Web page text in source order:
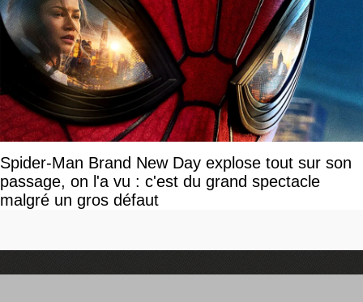
Spider-Man Brand New Day explose tout sur son
passage, on l'a vu : c'est du grand spectacle
malgré un gros défaut